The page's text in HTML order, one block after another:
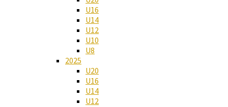
U16
U14
U12
U10
U8
2025
U20
U16
U14
U12